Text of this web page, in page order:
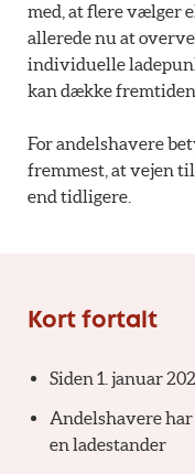
med, at flere vælger
allerede nu at
individuelle
kan dække
For andelshavere
fremmest, at vejen
end tidligere.
Kort fortalt
Siden 1. januar
Andelshavere
en ladestander